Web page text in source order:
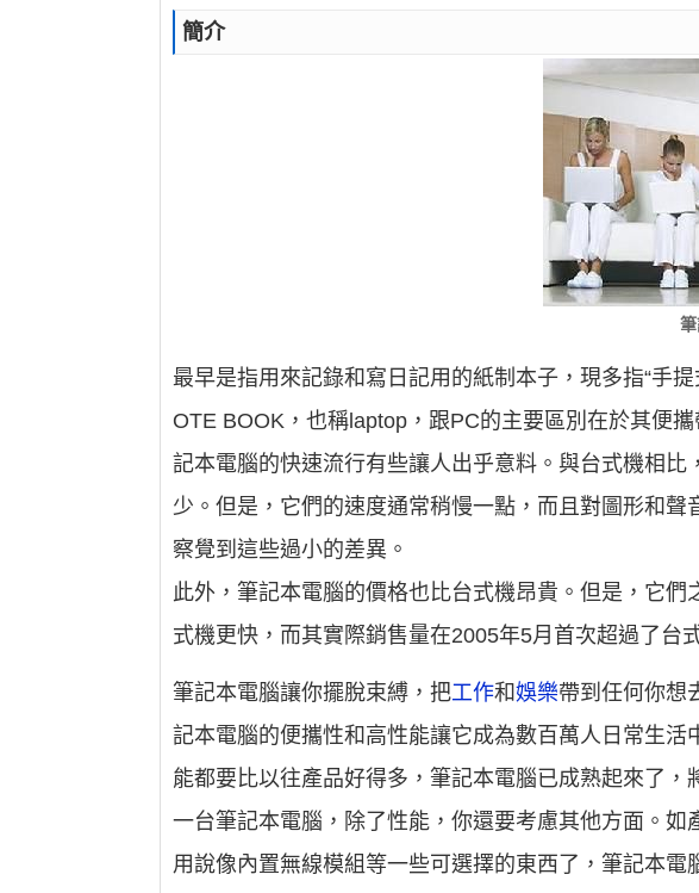
簡介
最早是指用來記錄和寫日記用的紙制本子，現多指“手提
OTE BOOK，也稱laptop，跟PC的主要區別在於其便
記本電腦的快速流行有些讓人出乎意料。與台式機相
少。但是，它們的速度通常稍慢一點，而且對圖形和
察覺到這些過小的差異。
此外，筆記本電腦的價格也比台式機昂貴。但是，它
式機更快，而其實際銷售量在2005年5月首次超過了台
筆記本電腦讓你擺脫束縛，把工作和娛樂帶到任何你想
記本電腦的便攜性和高性能讓它成為數百萬人日常生
能都要比以往產品好得多，筆記本電腦已成熟起來了
一台筆記本電腦，除了性能，你還要考慮其他方面。
用說像內置無線模組等一些可選擇的東西了，筆記本電